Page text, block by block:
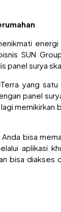
energi
SUN
panel surya
yang satu
panel
memikirkan
bisa
aplikasi
bisa diakses